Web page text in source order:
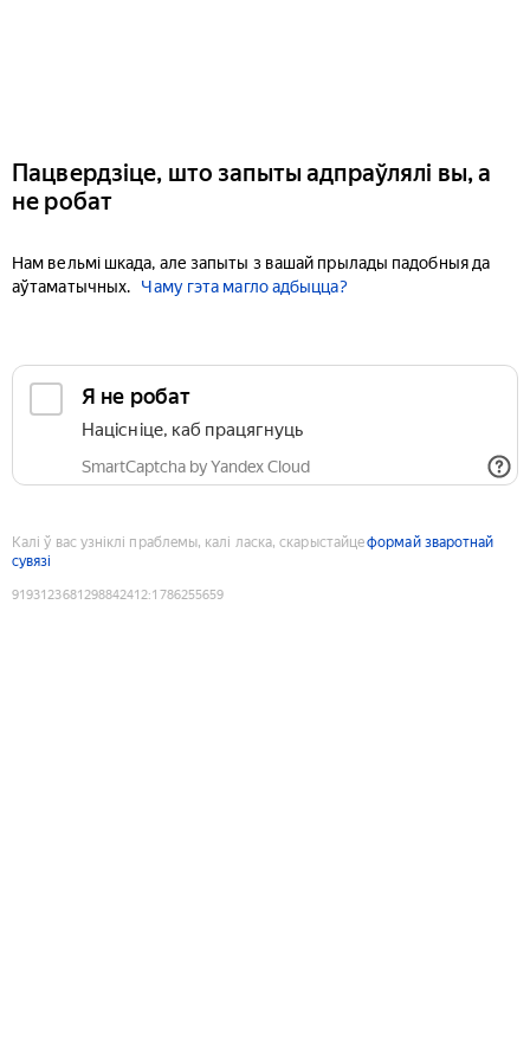
Пацвердзіце, што запыты адпраўлялі вы, а
не робат
Нам вельмі шкада, але запыты з вашай прылады падобныя да
аўтаматычных.
Чаму гэта магло адбыцца?
Я не робат
Націсніце, каб працягнуць
SmartCaptcha by Yandex Cloud
Калі ў вас узніклі праблемы, калі ласка, скарыстайцеформай зваротнай
сувязі
9193123681298842412:1786255659